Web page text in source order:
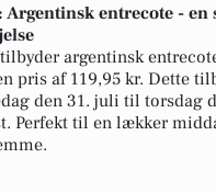
Argentinsk entrecote - en
argentinsk
pris af 119,95 kr. Dette
den 31. juli til torsdag
Perfekt til en lækker